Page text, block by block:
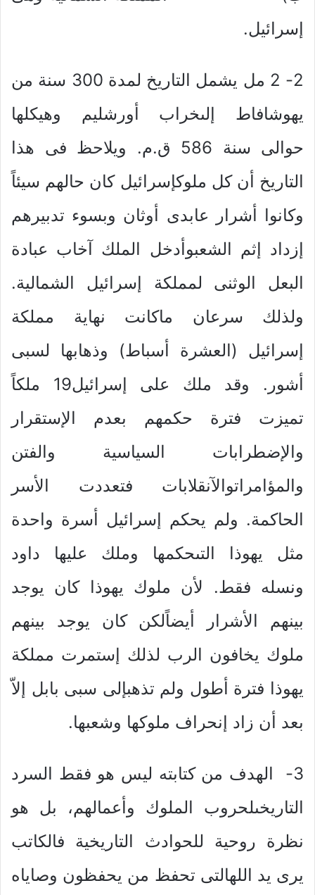
إسرائيل.
2- 2 مل يشمل التاريخ لمدة 300 سنة من
يهوشافاط إلىخراب أورشليم وهيكلها
حوالى سنة 586 ق.م. ويلاحظ فى هذا
التاريخ أن كل ملوكإسرائيل كان حالهم سيئاً
وكانوا أشرار عابدى أوثان وبسوء تدبيرهم
إزداد إثم الشعبوأدخل الملك آخاب عبادة
البعل الوثنى لمملكة إسرائيل الشمالية.
ولذلك سرعان ماكانت نهاية مملكة
إسرائيل (العشرة أسباط) وذهابها لسبى
أشور. وقد ملك على إسرائيل19 ملكاً
تميزت فترة حكمهم بعدم الإستقرار
والإضطرابات السياسية والفتن
والمؤامراتوالآنقلابات فتعددت الأسر
الحاكمة. ولم يحكم إسرائيل أسرة واحدة
مثل يهوذا التىحكمها وملك عليها داود
ونسله فقط. لأن ملوك يهوذا كان يوجد
بينهم الأشرار أيضاًلكن كان يوجد بينهم
ملوك يخافون الرب لذلك إستمرت مملكة
يهوذا فترة أطول ولم تذهبإلى سبى بابل إلاّ
بعد أن زاد إنحراف ملوكها وشعبها.
3- الهدف من كتابته ليس هو فقط السرد
التاريخىلحروب الملوك وأعمالهم، بل هو
نظرة روحية للحوادث التاريخية فالكاتب
يرى يد اللهالتى تحفظ من يحفظون وصاياه